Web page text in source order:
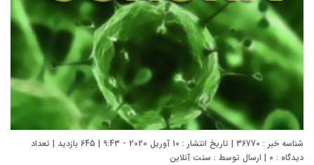
شناسه خبر : 36770 | تاریخ انتشار : 10 آوریل 2020 - 9:43 | 645 بازدید | تعداد
دیدگاه : 0 | ارسال توسط : سنت آنلاین